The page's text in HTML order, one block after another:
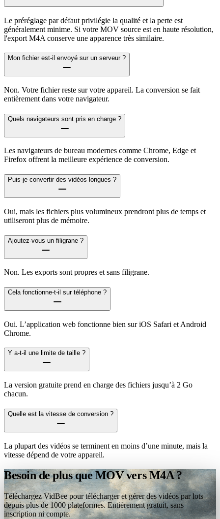
Le préréglage par défaut privilégie la qualité et la perte est
généralement minime. Si votre MOV source est en haute résolution,
l'export M4A conserve une apparence très similaire.
Mon fichier est-il envoyé sur un serveur ?
Non. Votre fichier reste sur votre appareil. La conversion se fait
entièrement dans votre navigateur.
Quels navigateurs sont pris en charge ?
Les navigateurs de bureau modernes comme Chrome, Edge et
Firefox offrent la meilleure expérience de conversion.
Puis-je convertir des vidéos longues ?
Oui, mais les fichiers plus volumineux prendront plus de temps et
utiliseront plus de mémoire.
Ajoutez-vous un filigrane ?
Non. Les exports sont propres et sans filigrane.
Cela fonctionne-t-il sur téléphone ?
Oui. L’application web fonctionne bien sur iOS Safari et Android
Chrome.
Y a-t-il une limite de taille ?
La version gratuite prend en charge des fichiers jusqu’à 2 Go
chacun.
Quelle est la vitesse de conversion ?
La plupart des vidéos se terminent en moins d’une minute, mais la
vitesse dépend de votre appareil.
Besoin de plus que MOV vers M4A ?
Téléchargez VidBee pour télécharger et gérer des vidéos par lots
depuis plus de 1000 plateformes. Entièrement gratuit, sans
inscription ni compte.